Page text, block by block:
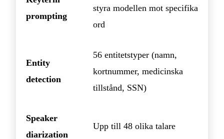
prompting
styra modellen mot specifika
ord
Entity
detection
56 entitetstyper (namn,
kortnummer, medicinska
tillstånd, SSN)
Speaker
diarization
Upp till 48 olika talare